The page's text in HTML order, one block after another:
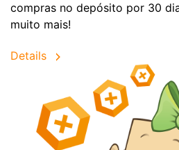
compras no depósito por 30
muito mais!
Details